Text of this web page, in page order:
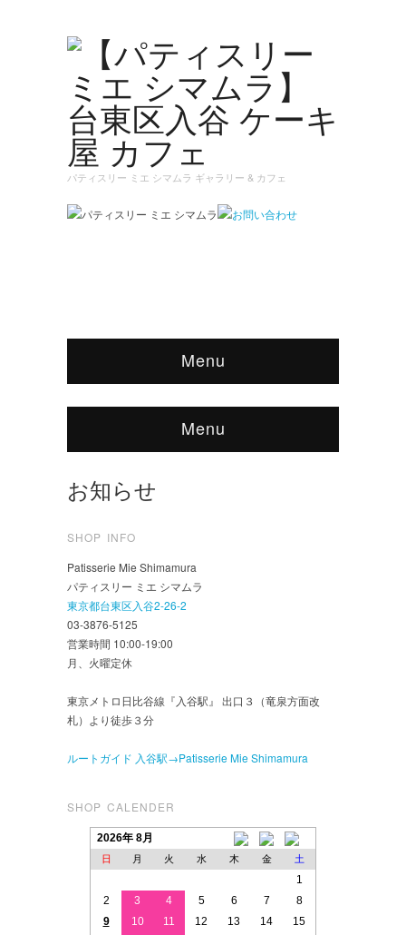
パティスリー ミエ シマムラ ギャラリー & カフェ
Menu
Menu
お知らせ
SHOP INFO
Patisserie Mie Shimamura
パティスリー ミエ シマムラ
東京都台東区入谷2-26-2
03-3876-5125
営業時間 10:00-19:00
月、火曜定休
東京メトロ日比谷線『入谷駅』 出口３（竜泉方面改
札）より徒歩３分
ルートガイド 入谷駅→Patisserie Mie Shimamura
SHOP CALENDER
2026年 8月
日 月 火 水 木 金 土
1
2
3 4 5 6 7
8
9
10 11 12 13 14
15